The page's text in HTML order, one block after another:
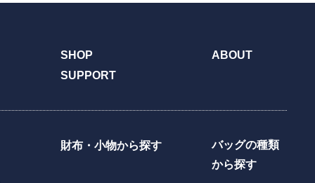
SHOP
ABOUT
SUPPORT
財布・小物から探す
バッグの種類
から探す